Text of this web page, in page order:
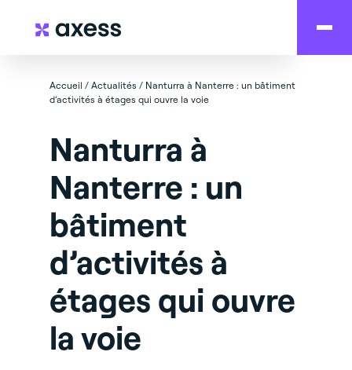
Accueil / Actualités / Nanturra à Nanterre : un bâtiment
d’activités à étages qui ouvre la voie
Nanturra à
Nanterre : un
bâtiment
d’activités à
étages qui ouvre
la voie